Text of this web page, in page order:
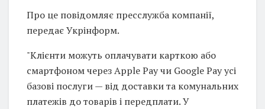
Про це повідомляє пресслужба компанії,
передає Укрінформ.
"Клієнти можуть оплачувати карткою або
смартфоном через Apple Pay чи Google Pay усі
базові послуги — від доставки та комунальних
платежів до товарів і передплати. У